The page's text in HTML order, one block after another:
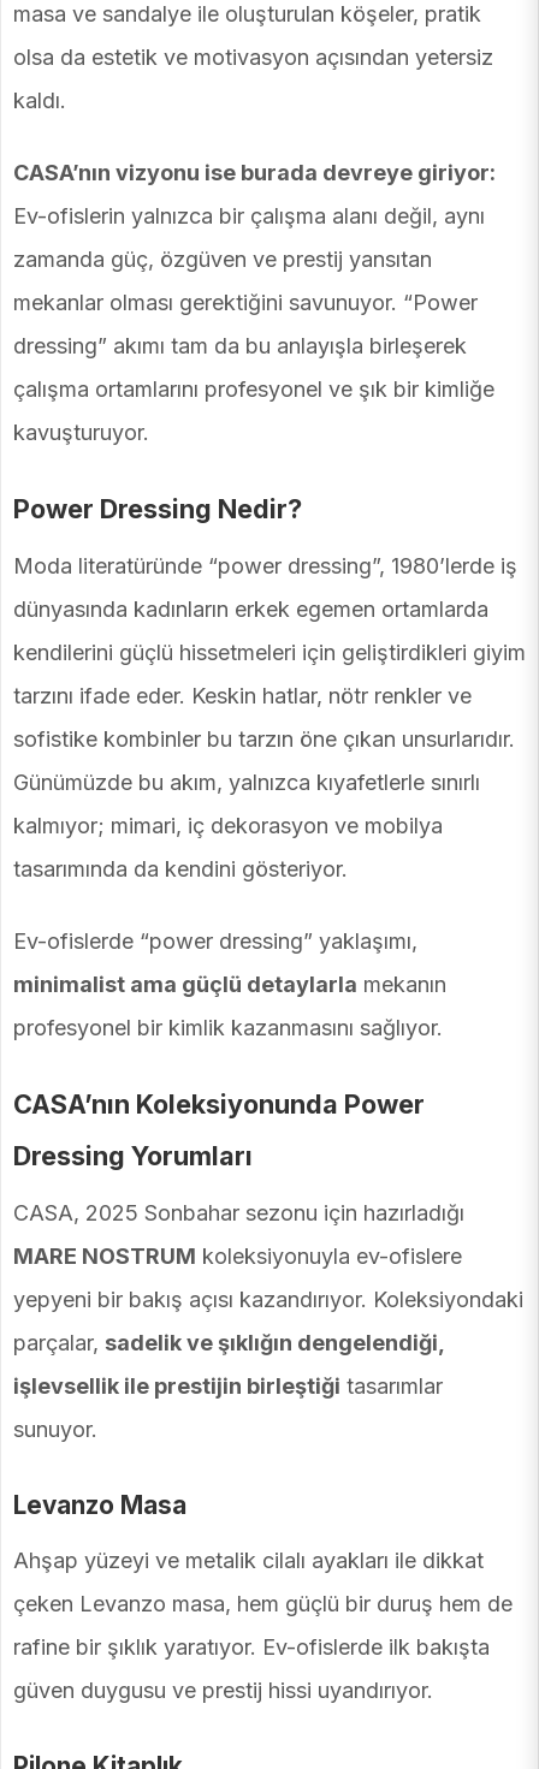
masa ve sandalye ile oluşturulan köşeler, pratik
olsa da estetik ve motivasyon açısından yetersiz
kaldı.
CASA’nın vizyonu ise burada devreye giriyor:
Ev-ofislerin yalnızca bir çalışma alanı değil, aynı
zamanda güç, özgüven ve prestij yansıtan
mekanlar olması gerektiğini savunuyor. “Power
dressing” akımı tam da bu anlayışla birleşerek
çalışma ortamlarını profesyonel ve şık bir kimliğe
kavuşturuyor.
Power Dressing Nedir?
Moda literatüründe “power dressing”, 1980’lerde iş
dünyasında kadınların erkek egemen ortamlarda
kendilerini güçlü hissetmeleri için geliştirdikleri giyim
tarzını ifade eder. Keskin hatlar, nötr renkler ve
sofistike kombinler bu tarzın öne çıkan unsurlarıdır.
Günümüzde bu akım, yalnızca kıyafetlerle sınırlı
kalmıyor; mimari, iç dekorasyon ve mobilya
tasarımında da kendini gösteriyor.
Ev-ofislerde “power dressing” yaklaşımı,
minimalist ama güçlü detaylarla mekanın
profesyonel bir kimlik kazanmasını sağlıyor.
CASA’nın Koleksiyonunda Power
Dressing Yorumları
CASA, 2025 Sonbahar sezonu için hazırladığı
MARE NOSTRUM koleksiyonuyla ev-ofislere
yepyeni bir bakış açısı kazandırıyor. Koleksiyondaki
parçalar, sadelik ve şıklığın dengelendiği,
işlevsellik ile prestijin birleştiği tasarımlar
sunuyor.
Levanzo Masa
Ahşap yüzeyi ve metalik cilalı ayakları ile dikkat
çeken Levanzo masa, hem güçlü bir duruş hem de
rafine bir şıklık yaratıyor. Ev-ofislerde ilk bakışta
güven duygusu ve prestij hissi uyandırıyor.